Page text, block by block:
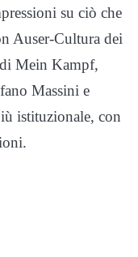
su ciò che
Auser-Cultura dei
di Mein Kampf,
Massini e
istituzionale, con